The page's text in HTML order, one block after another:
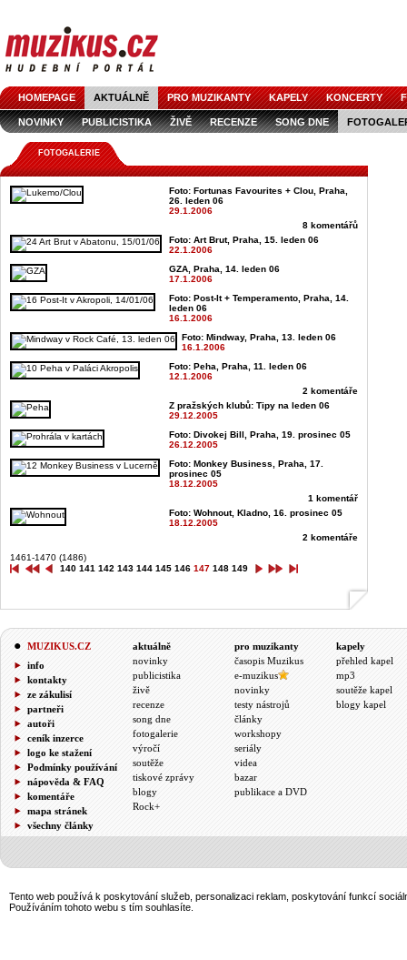
HOMEPAGE AKTUÁLNĚ PRO MUZIKANTY KAPELY KONCERTY
NOVINKY PUBLICISTIKA ŽIVĚ RECENZE SONG DNE
FOTOGALERIE
Foto: Fortunas Favourites + Clou, Praha,
26. leden 06
29.1.2006
8 komentářů
Foto: Art Brut, Praha, 15. leden 06
22.1.2006
GZA, Praha, 14. leden 06
17.1.2006
Foto: Post-It + Temperamento, Praha, 14.
leden 06
16.1.2006
Foto: Mindway, Praha, 13. leden 06
16.1.2006
Foto: Peha, Praha, 11. leden 06
12.1.2006
2 komentáře
Z pražských klubů: Tipy na leden 06
29.12.2005
Foto: Divokej Bill, Praha, 19. prosinec 05
26.12.2005
Foto: Monkey Business, Praha, 17.
prosinec 05
18.12.2005
1 komentář
Foto: Wohnout, Kladno, 16. prosinec 05
18.12.2005
2 komentáře
1461-1470 (1486)
140 141 142 143 144 145 146 147 148 149
MUZIKUS.CZ
info
kontakty
ze zákulisí
partneři
autoři
ceník inzerce
logo ke stažení
Podmínky používání
nápověda & FAQ
komentáře
mapa stránek
všechny články
aktuálně
novinky
publicistika
živě
recenze
song dne
fotogalerie
výročí
soutěže
tiskové zprávy
blogy
Rock+
pro muzikanty
časopis Muzikus
e-muzikus
novinky
testy nástrojů
články
workshopy
seriály
videa
bazar
publikace a DVD
kapely
přehled kapel
mp3
soutěže kapel
blogy kapel
Tento web používá k poskytování služeb, personalizaci reklam, poskytování funkcí
Používáním tohoto webu s tím souhlasíte.